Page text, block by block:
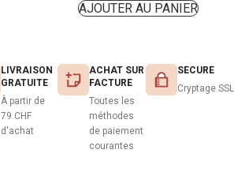
AJOUTER AU PANIER
LIVRAISON
GRATUITE
À partir de
79 CHF
d'achat
ACHAT SUR
FACTURE
Toutes les
méthodes
de paiement
courantes
SECURE
Cryptage SSL